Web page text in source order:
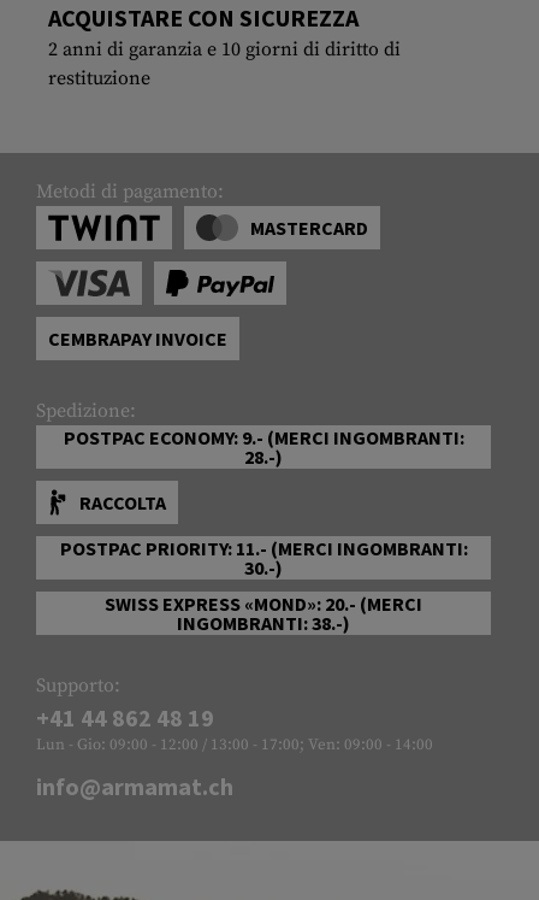
ACQUISTARE CON SICUREZZA
2 anni di garanzia e 10 giorni di diritto di
restituzione
Metodi di pagamento:
MASTERCARD
CEMBRAPAY INVOICE
Spedizione:
POSTPAC ECONOMY: 9.- (MERCI INGOMBRANTI:
28.-)
RACCOLTA
POSTPAC PRIORITY: 11.- (MERCI INGOMBRANTI:
30.-)
SWISS EXPRESS «MOND»: 20.- (MERCI
INGOMBRANTI: 38.-)
Supporto:
+41 44 862 48 19
Lun - Gio: 09:00 - 12:00 / 13:00 - 17:00; Ven: 09:00 - 14:00
info@armamat.ch